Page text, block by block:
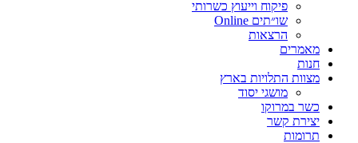
פיקוח וייעוץ כשרותי
שו״תים Online
הרצאות
מאמרים
חנות
מצוות התלויות בארץ
מושגי יסוד
כשר במרוקו
יצירת קשר
תרומות